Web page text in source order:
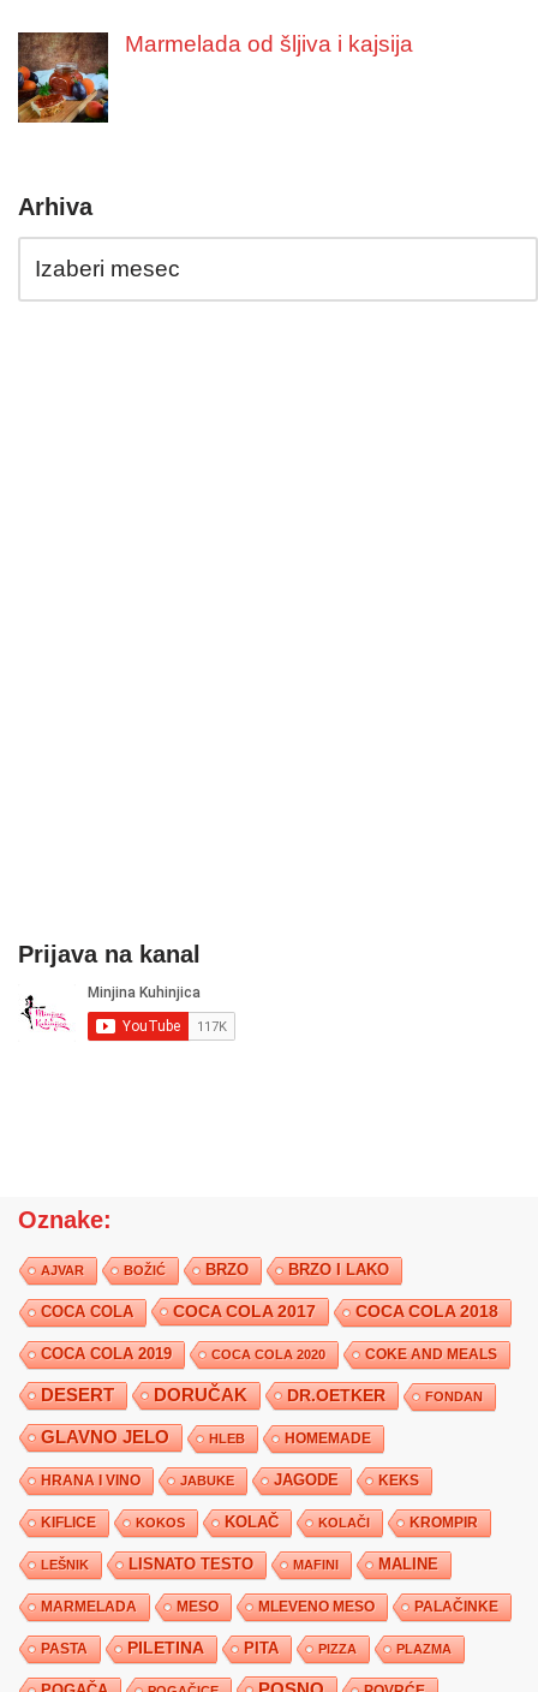
Marmelada od šljiva i kajsija
Arhiva
Prijava na kanal
Oznake:
AJVAR BOŽIĆ BRZO BRZO I LAKO
COCA COLA COCA COLA 2017 COCA COLA 2018
COCA COLA 2019 COCA COLA 2020 COKE AND MEALS
DESERT DORUČAK DR.OETKER FONDAN
GLAVNO JELO HLEB HOMEMADE
HRANA I VINO JABUKE JAGODE KEKS
KIFLICE KOKOS KOLAČ KOLAČI KROMPIR
LEŠNIK LISNATO TESTO MAFINI MALINE
MARMELADA MESO MLEVENO MESO PALAČINKE
PASTA PILETINA PITA PIZZA PLAZMA